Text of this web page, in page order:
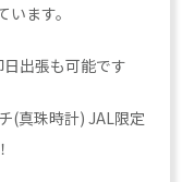
ます。
日出張も可能です
(真珠時計) JAL限定